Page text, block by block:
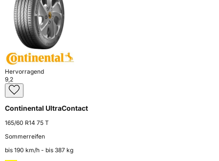
Hervorragend
9,2
Continental UltraContact
165/60 R14 75 T
Sommerreifen
bis 190 km⁠/⁠h - bis 387 kg